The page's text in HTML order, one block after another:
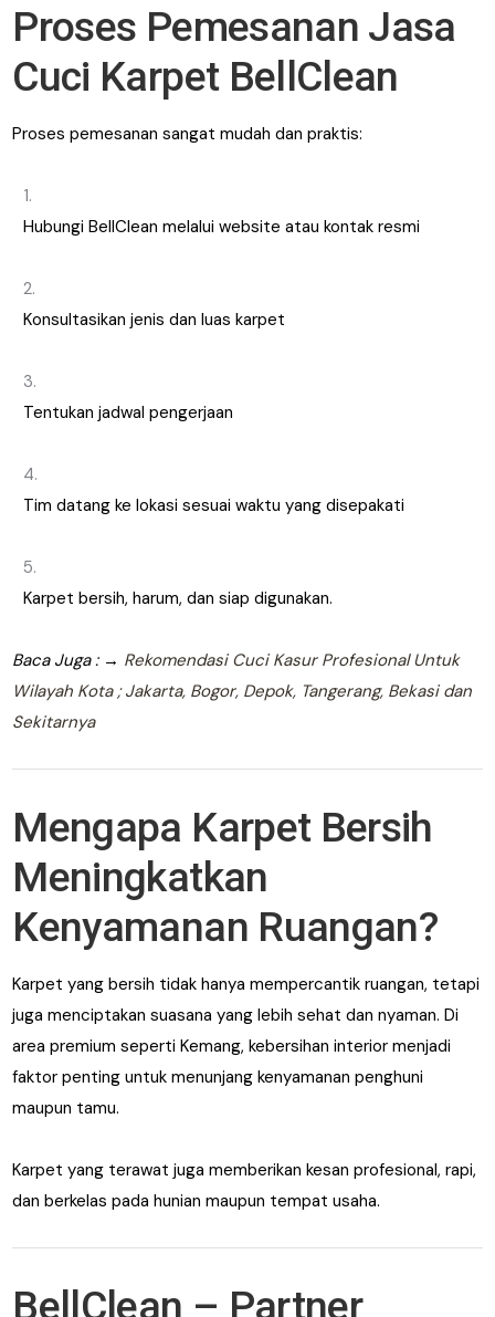
Proses Pemesanan Jasa
Cuci Karpet BellClean
Proses pemesanan sangat mudah dan praktis:
Hubungi BellClean melalui website atau kontak resmi
Konsultasikan jenis dan luas karpet
Tentukan jadwal pengerjaan
Tim datang ke lokasi sesuai waktu yang disepakati
Karpet bersih, harum, dan siap digunakan.
Baca Juga : → Rekomendasi Cuci Kasur Profesional Untuk
Wilayah Kota ; Jakarta, Bogor, Depok, Tangerang, Bekasi dan
Sekitarnya
Mengapa Karpet Bersih
Meningkatkan
Kenyamanan Ruangan?
Karpet yang bersih tidak hanya mempercantik ruangan, tetapi
juga menciptakan suasana yang lebih sehat dan nyaman. Di
area premium seperti Kemang, kebersihan interior menjadi
faktor penting untuk menunjang kenyamanan penghuni
maupun tamu.
Karpet yang terawat juga memberikan kesan profesional, rapi,
dan berkelas pada hunian maupun tempat usaha.
BellClean – Partner